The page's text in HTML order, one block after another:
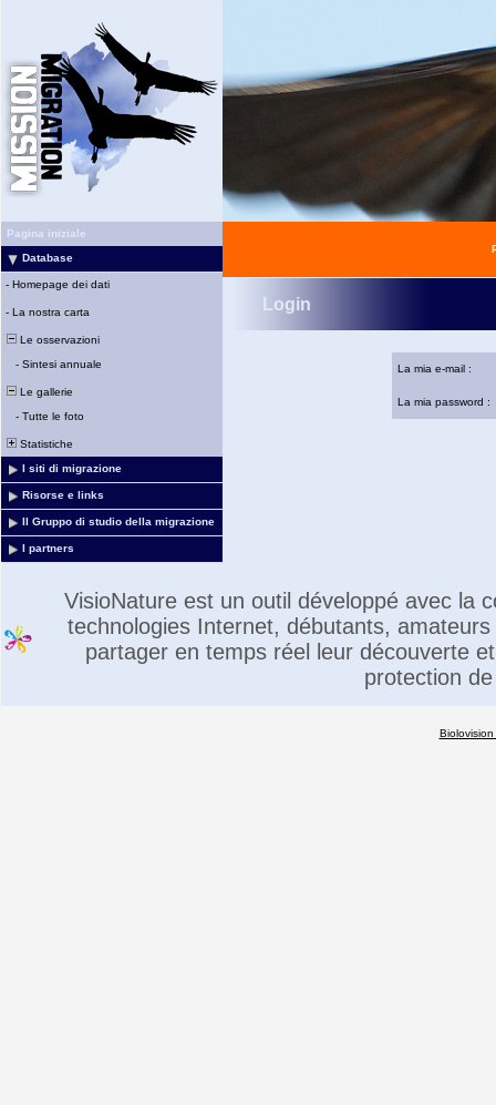
Pagina iniziale
Database
- Homepage dei dati
- La nostra carta
Le osservazioni
- Sintesi annuale
Le gallerie
- Tutte le foto
Statistiche
I siti di migrazione
Risorse e links
Il Gruppo di studio della migrazione
I partners
Login
La mia e-mail :
La mia password :
VisioNature est un outil développé avec la
technologies Internet, débutants,
partager en temps réel leur découverte
protection
Biolovision